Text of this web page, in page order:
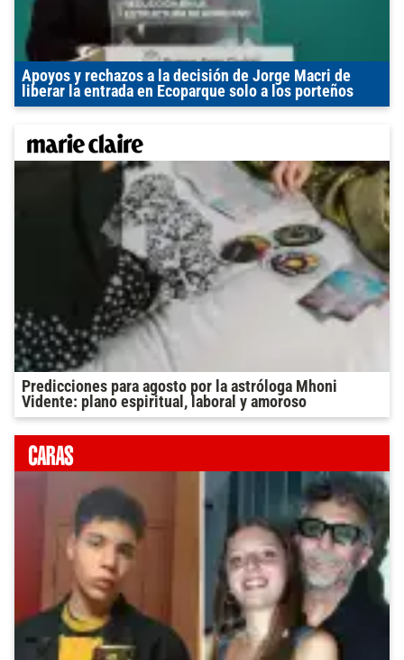
Apoyos y rechazos a la decisión de Jorge Macri de
liberar la entrada en Ecoparque solo a los porteños
Predicciones para agosto por la astróloga Mhoni
Vidente: plano espiritual, laboral y amoroso